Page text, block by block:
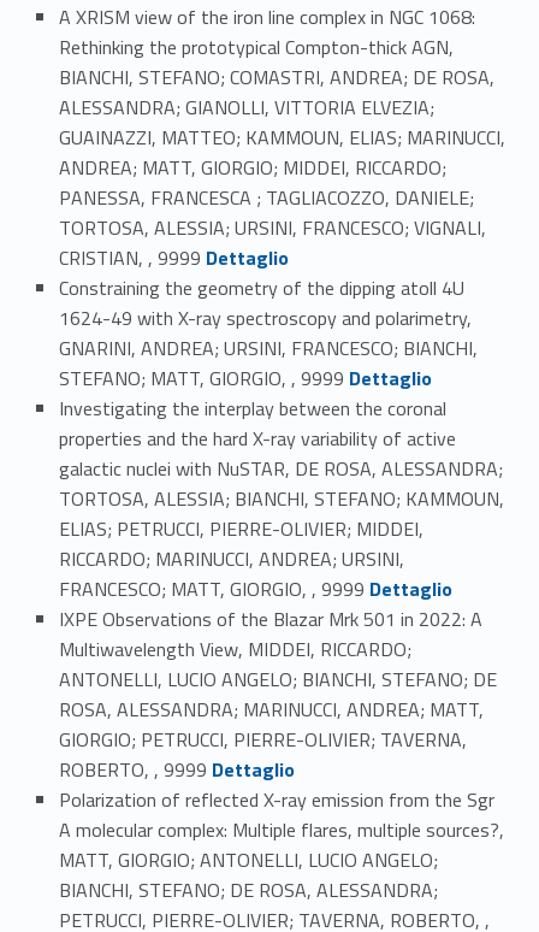
A XRISM view of the iron line complex in NGC 1068:
Rethinking the prototypical Compton-thick AGN,
BIANCHI, STEFANO; COMASTRI, ANDREA; DE ROSA,
ALESSANDRA; GIANOLLI, VITTORIA ELVEZIA;
GUAINAZZI, MATTEO; KAMMOUN, ELIAS; MARINUCCI,
ANDREA; MATT, GIORGIO; MIDDEI, RICCARDO;
PANESSA, FRANCESCA ; TAGLIACOZZO, DANIELE;
TORTOSA, ALESSIA; URSINI, FRANCESCO; VIGNALI,
CRISTIAN, , 9999 Link identifier #identifier_person_167171-1Dettaglio
Constraining the geometry of the dipping atoll 4U
1624-49 with X-ray spectroscopy and polarimetry,
GNARINI, ANDREA; URSINI, FRANCESCO; BIANCHI,
STEFANO; MATT, GIORGIO, , 9999 Link identifier #identifier_person_147332-2Dettaglio
Investigating the interplay between the coronal
properties and the hard X-ray variability of active
galactic nuclei with NuSTAR, DE ROSA, ALESSANDRA;
TORTOSA, ALESSIA; BIANCHI, STEFANO; KAMMOUN,
ELIAS; PETRUCCI, PIERRE-OLIVIER; MIDDEI,
RICCARDO; MARINUCCI, ANDREA; URSINI,
FRANCESCO; MATT, GIORGIO, , 9999 Link identifier #identifier_person_28554-3Dettaglio
IXPE Observations of the Blazar Mrk 501 in 2022: A
Multiwavelength View, MIDDEI, RICCARDO;
ANTONELLI, LUCIO ANGELO; BIANCHI, STEFANO; DE
ROSA, ALESSANDRA; MARINUCCI, ANDREA; MATT,
GIORGIO; PETRUCCI, PIERRE-OLIVIER; TAVERNA,
ROBERTO, , 9999 Link identifier #identifier_person_196336-4Dettaglio
Polarization of reflected X-ray emission from the Sgr
A molecular complex: Multiple flares, multiple sources?,
MATT, GIORGIO; ANTONELLI, LUCIO ANGELO;
BIANCHI, STEFANO; DE ROSA, ALESSANDRA;
PETRUCCI, PIERRE-OLIVIER; TAVERNA, ROBERTO, ,